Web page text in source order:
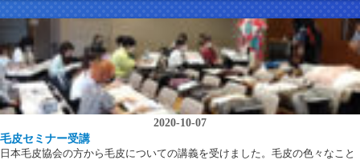
2020-10-07
毛皮セミナー受講
日本毛皮協会の方から毛皮についての講義を受けました。毛皮の色々なこと